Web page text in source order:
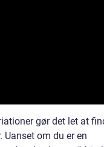
gør det let at
om du er en